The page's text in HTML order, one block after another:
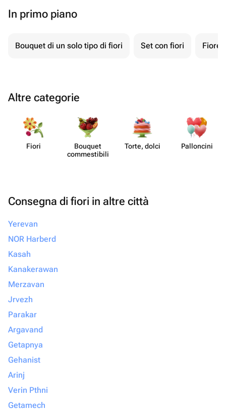
In primo piano
Bouquet di un solo tipo di fiori Set con fiori Fiore
Altre categorie
Fiori
Bouquet
commes​tibili
Torte, dolci Pall​oncini
Consegna di fiori in altre città
Yerevan
NOR Harberd
Kasah
Kanakerawan
Merzavan
Jrvezh
Parakar
Argavand
Getapnya
Gehanist
Arinj
Verin Pthni
Getamech